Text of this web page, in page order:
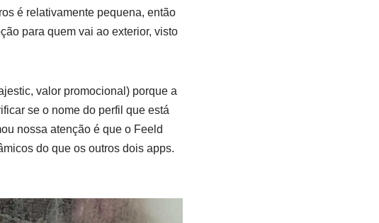
é relativamente pequena, então
para quem vai ao exterior, visto
valor promocional) porque a
se o nome do perfil que está
nossa atenção é que o Feeld
do que os outros dois apps.